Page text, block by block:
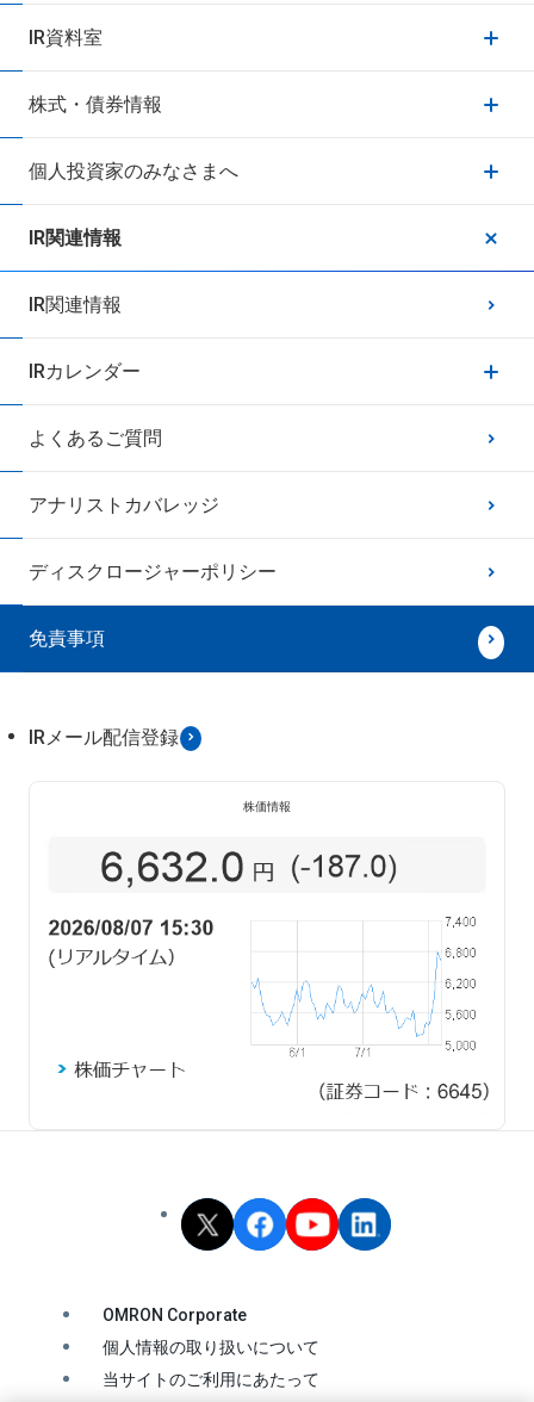
IR資料室
株式・債券情報
個人投資家のみなさまへ
IR関連情報
IR関連情報
IRカレンダー
よくあるご質問
アナリストカバレッジ
ディスクロージャーポリシー
免責事項
IRメール配信登録
株価情報
OMRON Corporate
個人情報の取り扱いについて
当サイトのご利用にあたって